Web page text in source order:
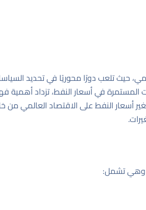
حيث تلعب دورًا محوريًا في تحديد
في أسعار النفط، تزداد أهمية
أسعار النفط على الاقتصاد العالمي من
وهي تشمل: